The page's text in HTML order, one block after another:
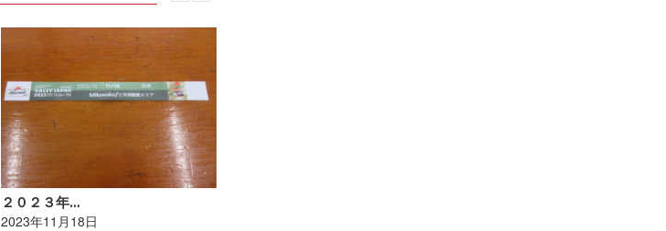
２０２３年…
2023年11月18日